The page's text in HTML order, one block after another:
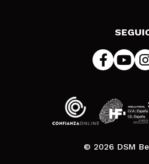
© 2026 DSM